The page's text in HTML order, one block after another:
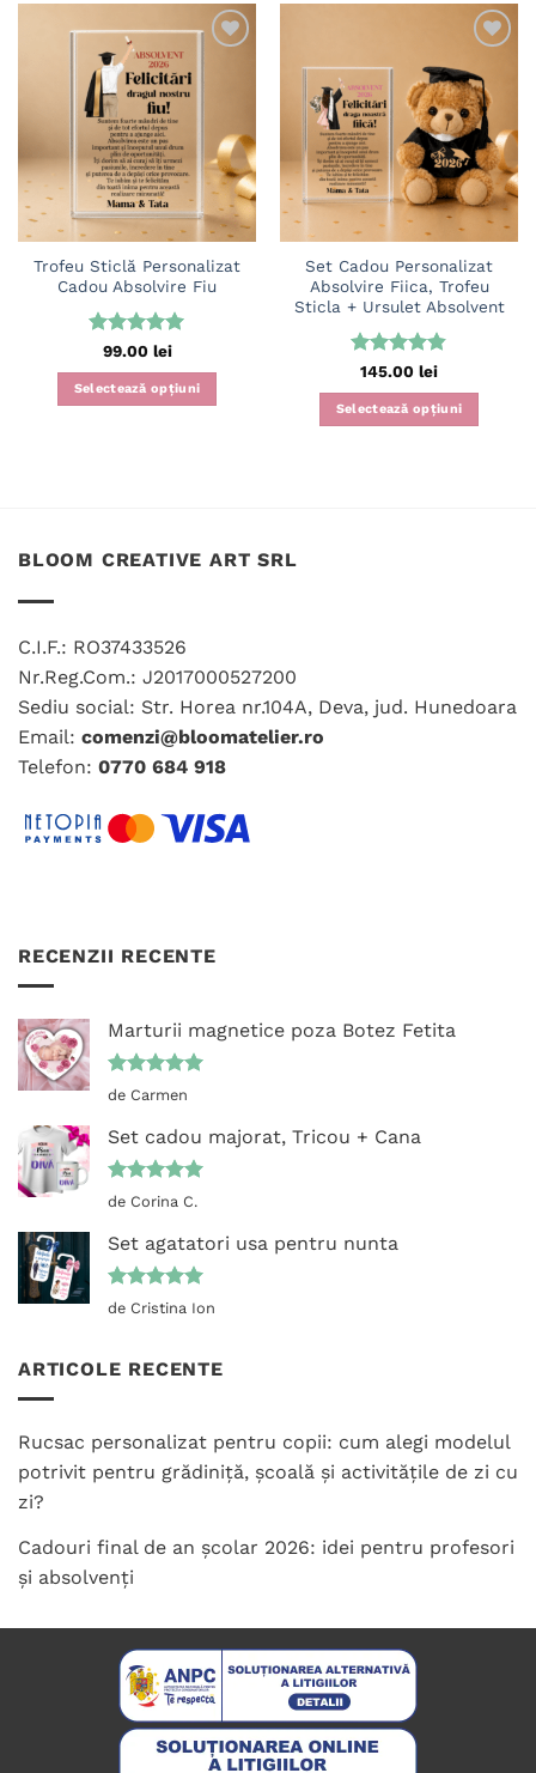
Trofeu Sticlă Personalizat
Cadou Absolvire Fiu
Evaluat la
5din 5
99.00 lei
Selectează opțiuni
în
wishlist
Set Cadou Personalizat
Absolvire Fiica, Trofeu
Sticla + Ursulet Absolvent
Evaluat la
4.83din 5
145.00 lei
Selectează opțiuni
BLOOM CREATIVE ART SRL
C.I.F.: RO37433526
Nr.Reg.Com.: J2017000527200
Sediu social: Str. Horea nr.104A, Deva, jud. Hunedoara
Email: comenzi@bloomatelier.ro
Telefon: 0770 684 918
RECENZII RECENTE
Marturii magnetice poza Botez Fetita
Evaluat la
de Carmen
Set cadou majorat, Tricou + Cana
Evaluat la
de Corina C.
Set agatatori usa pentru nunta
Evaluat la
de Cristina Ion
ARTICOLE RECENTE
Rucsac personalizat pentru copii: cum alegi modelul
potrivit pentru grădiniță, școală și activitățile de zi cu
zi?
Cadouri final de an școlar 2026: idei pentru profesori
și absolvenți